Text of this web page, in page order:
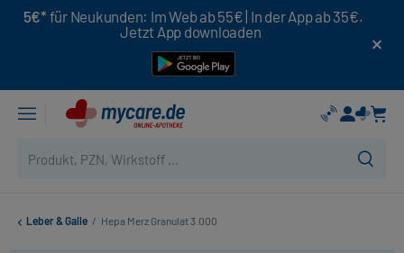
5€* für Neukunden: Im Web ab 55€ | In der App ab 35€.
Jetzt App downloaden
Leber & Galle / Hepa Merz Granulat 3.000